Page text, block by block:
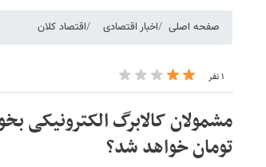
صفحه اصلی اخبار اقتصادی اقتصاد کلان
۱ نفر
تومان خواهد شد؟